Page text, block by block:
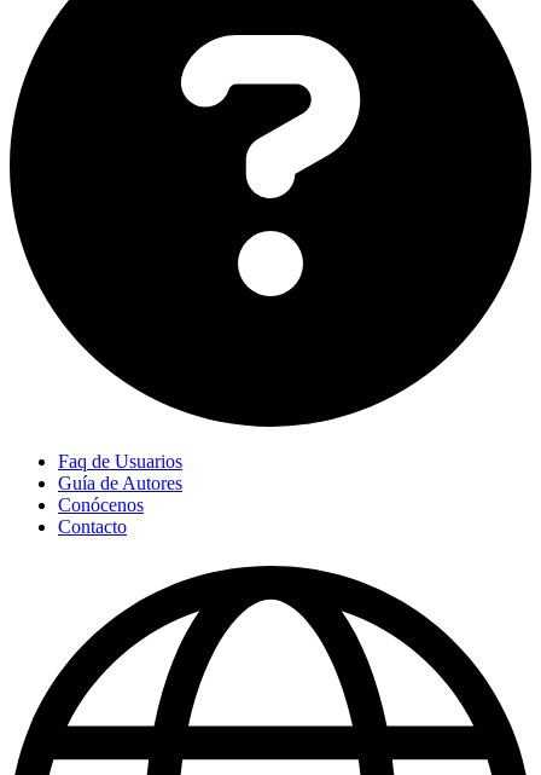
Faq de Usuarios
Guía de Autores
Conócenos
Contacto